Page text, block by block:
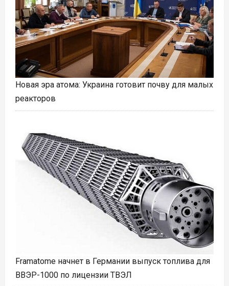
Новая эра атома: Украина готовит почву для малых
реакторов
Framatome начнет в Германии выпуск топлива для
ВВЭР-1000 по лицензии ТВЭЛ